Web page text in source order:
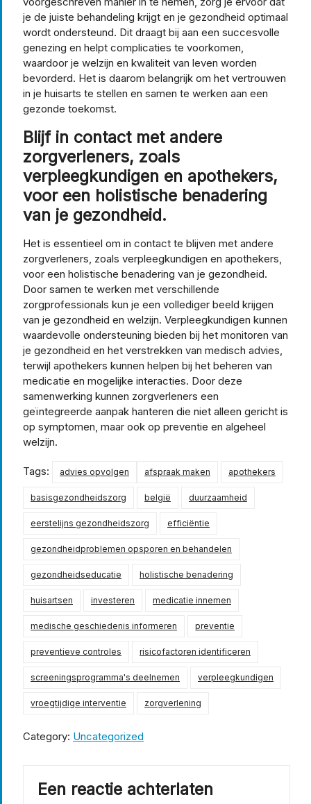
je de juiste behandeling krijgt en je gezondheid optimaal
wordt ondersteund. Dit draagt bij aan een succesvolle
genezing en helpt complicaties te voorkomen,
waardoor je welzijn en kwaliteit van leven worden
bevorderd. Het is daarom belangrijk om het vertrouwen
in je huisarts te stellen en samen te werken aan een
gezonde toekomst.
Blijf in contact met andere
zorgverleners, zoals
verpleegkundigen en apothekers,
voor een holistische benadering
van je gezondheid.
Het is essentieel om in contact te blijven met andere
zorgverleners, zoals verpleegkundigen en apothekers,
voor een holistische benadering van je gezondheid.
Door samen te werken met verschillende
zorgprofessionals kun je een vollediger beeld krijgen
van je gezondheid en welzijn. Verpleegkundigen kunnen
waardevolle ondersteuning bieden bij het monitoren van
je gezondheid en het verstrekken van medisch advies,
terwijl apothekers kunnen helpen bij het beheren van
medicatie en mogelijke interacties. Door deze
samenwerking kunnen zorgverleners een
geïntegreerde aanpak hanteren die niet alleen gericht is
op symptomen, maar ook op preventie en algeheel
welzijn.
Tags: advies opvolgen afspraak maken apothekers
basisgezondheidszorg belgië duurzaamheid
eerstelijns gezondheidszorg efficiëntie
gezondheidproblemen opsporen en behandelen
gezondheidseducatie holistische benadering
huisartsen investeren medicatie innemen
medische geschiedenis informeren preventie
preventieve controles risicofactoren identificeren
screeningsprogramma's deelnemen verpleegkundigen
vroegtijdige interventie zorgverlening
Category: Uncategorized
Een reactie achterlaten